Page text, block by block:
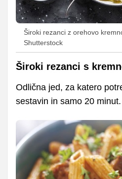
Široki rezanci z orehovo
Shutterstock
Široki rezanci s
Odlična jed, za katero
sestavin in samo 20